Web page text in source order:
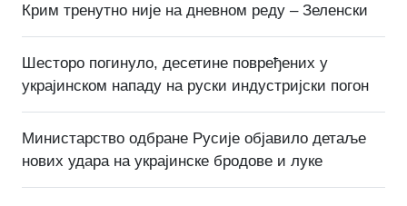
Крим тренутно није на дневном реду – Зеленски
Шесторо погинуло, десетине повређених у
украјинском нападу на руски индустријски погон
Министарство одбране Русије објавило детаље
нових удара на украјинске бродове и луке